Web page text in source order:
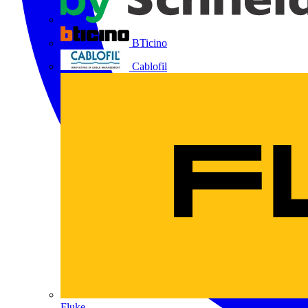
BTicino
Cablofil